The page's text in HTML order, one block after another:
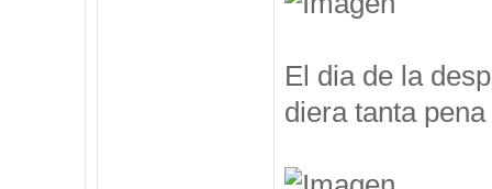
El dia de la
diera tanta